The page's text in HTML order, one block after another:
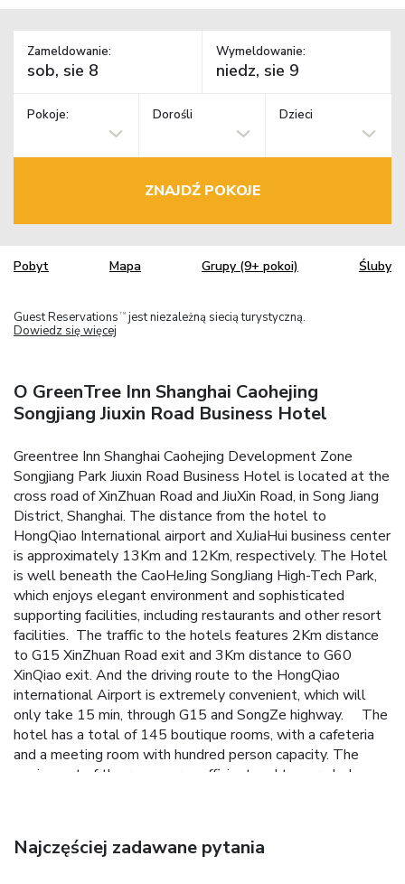
Zameldowanie: Wymeldowanie:
Pokoje: Dorośli Dzieci
ZNAJDŹ POKOJE
Pobyt Mapa Grupy (9+ pokoi) Śluby
Guest Reservations TM jest niezależną siecią turystyczną.
Dowiedz się więcej
O GreenTree Inn Shanghai Caohejing
Songjiang Jiuxin Road Business Hotel
Greentree Inn Shanghai Caohejing Development Zone
Songjiang Park Jiuxin Road Business Hotel is located at the
cross road of XinZhuan Road and JiuXin Road, in Song Jiang
District, Shanghai. The distance from the hotel to
HongQiao International airport and XuJiaHui business center
is approximately 13Km and 12Km, respectively. The Hotel
is well beneath the CaoHeJing SongJiang High-Tech Park,
which enjoys elegant environment and sophisticated
supporting facilities, including restaurants and other resort
facilities. The traffic to the hotels features 2Km distance
to G15 XinZhuan Road exit and 3Km distance to G60
XinQiao exit. And the driving route to the HongQiao
international Airport is extremely convenient, which will
only take 15 min, through G15 and SongZe highway. The
hotel has a total of 145 boutique rooms, with a cafeteria
and a meeting room with hundred person capacity. The
equipment of the rooms are sufficient and top graded,
Hotel also provides business center, laundry room and
other auxiliary services. GreenTree Inn, just experience!
Najczęściej zadawane pytania